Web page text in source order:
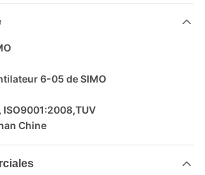
6-05 de SIMO
ISO9001:2008,TUV
Chine